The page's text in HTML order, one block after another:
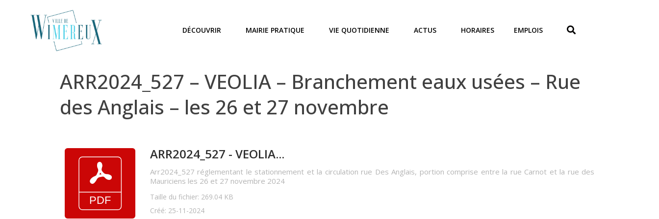
DÉCOUVRIR MAIRIE PRATIQUE VIE QUOTIDIENNE ACTUS HORAIRES EMPLOIS
ARR2024_527 – VEOLIA – Branchement eaux usées – Rue
des Anglais – les 26 et 27 novembre
ARR2024_527 - VEOLIA...
Arr2024_527 réglementant le stationnement et la circulation rue Des Anglais, portion comprise entre la rue Carnot et la rue des
Mauriciens les 26 et 27 novembre 2024
Taille du fichier: 269.04 KB
Créé: 25-11-2024